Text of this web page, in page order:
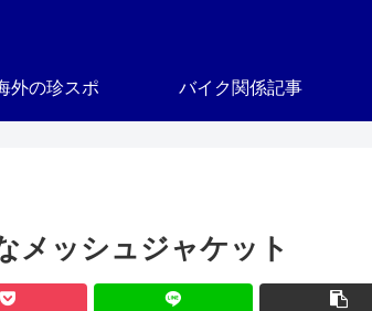
外の珍スポ バイク関係記事
メッシュジャケット